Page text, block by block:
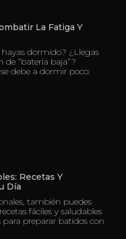
La Fatiga Y
hayas dormido? ¿Llegas
“batería baja”?
debe a dormir poco:
Recetas Y
Día
también puedes
fáciles y saludables
preparar batidos con